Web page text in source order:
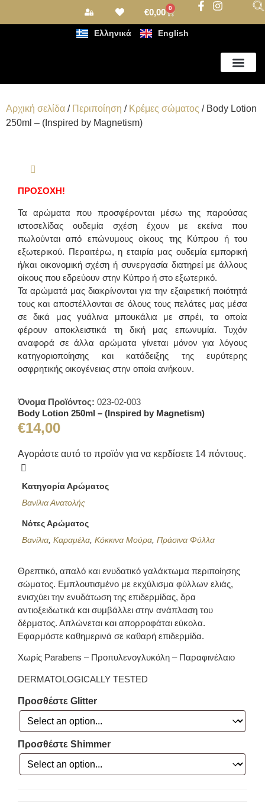
€0,00 0
Ελληνικά English
Αρχική σελίδα / Περιποίηση / Κρέμες σώματος / Body Lotion
250ml – (Inspired by Magnetism)
ΠΡΟΣΟΧΗ!
Τα αρώματα που προσφέρονται μέσω της παρούσας
ιστοσελίδας ουδεμία σχέση έχουν με εκείνα που
πωλούνται από επώνυμους οίκους της Κύπρου ή του
εξωτερικού. Περαιτέρω, η εταιρία μας ουδεμία εμπορική
ή/και οικονομική σχέση ή συνεργασία διατηρεί με άλλους
οίκους που εδρεύουν στην Κύπρο ή στο εξωτερικό.
Τα αρώματά μας διακρίνονται για την εξαιρετική ποιότητά
τους και αποστέλλονται σε όλους τους πελάτες μας μέσα
σε δικά μας γυάλινα μπουκάλια με σπρέι, τα οποία
φέρουν αποκλειστικά τη δική μας επωνυμία. Τυχόν
αναφορά σε άλλα αρώματα γίνεται μόνον για λόγους
κατηγοριοποίησης και κατάδειξης της ευρύτερης
οσφρητικής οικογένειας στην οποία ανήκουν.
Όνομα Προϊόντος: 023-02-003
Body Lotion 250ml – (Inspired by Magnetism)
€14,00
Αγοράστε αυτό το προϊόν για να κερδίσετε 14 πόντους.
Κατηγορία Αρώματος
Βανίλια Ανατολής
Νότες Αρώματος
Βανίλια,Καραμέλα,Κόκκινα Μούρα,Πράσινα Φύλλα
Θρεπτικό, απαλό και ενυδατικό γαλάκτωμα περιποίησης
σώματος. Εμπλουτισμένο με εκχύλισμα φύλλων ελιάς,
ενισχύει την ενυδάτωση της επιδερμίδας, δρα
αντιοξειδωτικά και συμβάλλει στην ανάπλαση του
δέρματος. Απλώνεται και απορροφάται εύκολα.
Εφαρμόστε καθημερινά σε καθαρή επιδερμίδα.
Χωρίς Parabens – Προπυλενογλυκόλη – Παραφινέλαιο
DERMATOLOGICALLY TESTED
Προσθέστε Glitter
Προσθέστε Shimmer